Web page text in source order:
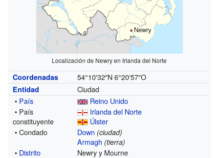
Newry
Localización de Newry en Irlanda del Norte
Coordenadas 54°10′32″N 6°20′57″O
Entidad
Ciudad
• País
Reino Unido
• País
constituyente
Irlanda del Norte
Úlster
• Condado
Down (ciudad)
Armagh (tierra)
• Distrito Newry y Mourne